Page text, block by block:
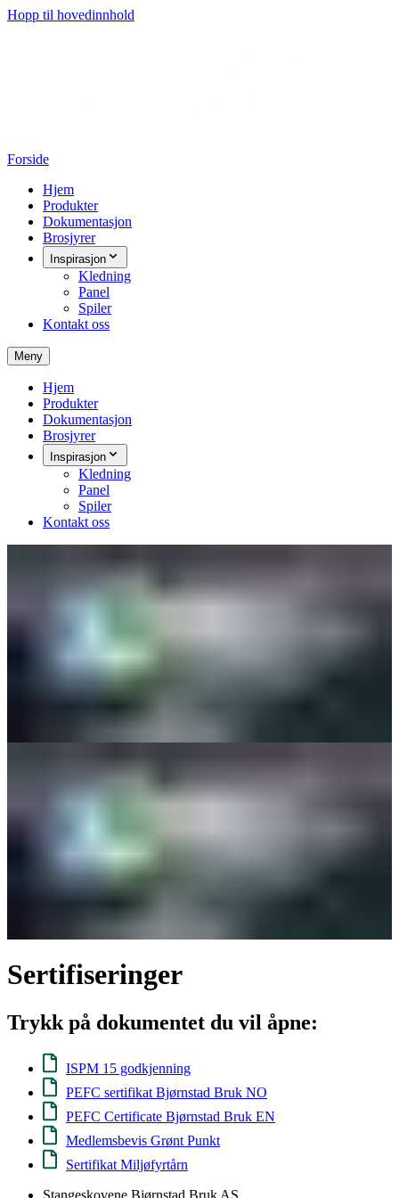
Hopp til hovedinnhold
Forside
Hjem
Produkter
Dokumentasjon
Brosjyrer
Inspirasjon
Kledning
Panel
Spiler
Kontakt oss
Meny
Hjem
Produkter
Dokumentasjon
Brosjyrer
Inspirasjon
Kledning
Panel
Spiler
Kontakt oss
Sertifiseringer
Trykk på dokumentet du vil åpne:
ISPM 15 godkjenning
PEFC sertifikat Bjørnstad Bruk NO
PEFC Certificate Bjørnstad Bruk EN
Medlemsbevis Grønt Punkt
Sertifikat Miljøfyrtårn
Stangeskovene Bjørnstad Bruk AS